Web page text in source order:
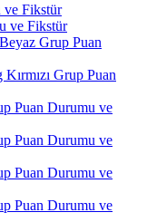
ve Fikstür
ve Fikstür
Grup Puan
Grup Puan
Puan Durumu ve
Puan Durumu ve
Puan Durumu ve
Puan Durumu ve